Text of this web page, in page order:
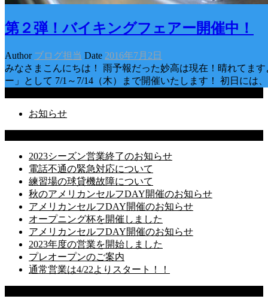
第２弾！バイキングフェアー開催中！
Author ブログ担当 Date 2016年7月2日
みなさまこんにちは！ 雨予報だった妙高は現在！晴れてま
ー」として 7/1～7/14（木）まで開催いたします！ 初日には
お知らせ
2023シーズン営業終了のお知らせ
電話不通の緊急対応について
練習場の球貸機故障について
秋のアメリカンセルフDAY開催のお知らせ
アメリカンセルフDAY開催のお知らせ
オープニング杯を開催しました
アメリカンセルフDAY開催のお知らせ
2023年度の営業を開始しました
プレオープンのご案内
通常営業は4/22よりスタート！！